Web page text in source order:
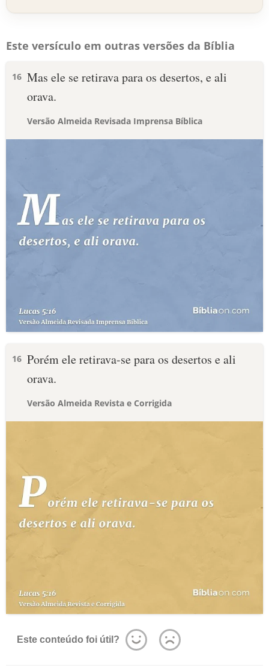
Este versículo em outras versões da Bíblia
16 Mas ele se retirava para os desertos, e ali
orava.
Versão Almeida Revisada Imprensa Bíblica
16 Porém ele retirava-se para os desertos e ali
orava.
Versão Almeida Revista e Corrigida
Este conteúdo foi útil?